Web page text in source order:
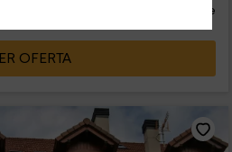
persona y noche
OFERTA